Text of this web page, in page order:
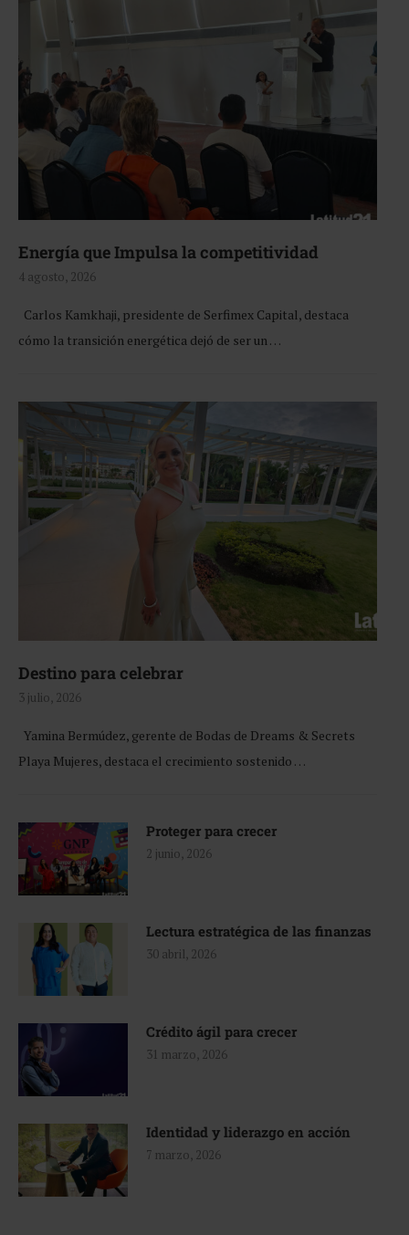
Energía que Impulsa la competitividad
4 agosto, 2026
Carlos Kamkhaji, presidente de Serfimex Capital, destaca
cómo la transición energética dejó de ser un …
Destino para celebrar
3 julio, 2026
Yamina Bermúdez, gerente de Bodas de Dreams & Secrets
Playa Mujeres, destaca el crecimiento sostenido …
Proteger para crecer
2 junio, 2026
Lectura estratégica de las finanzas
30 abril, 2026
Crédito ágil para crecer
31 marzo, 2026
Identidad y liderazgo en acción
7 marzo, 2026